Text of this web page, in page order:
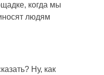
когда мы
людям
Ну, как